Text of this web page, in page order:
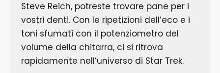
Steve Reich, potreste trovare pane per i
vostri denti. Con le ripetizioni dell’eco e i
toni sfumati con il potenziometro del
volume della chitarra, ci si ritrova
rapidamente nell’universo di Star Trek.